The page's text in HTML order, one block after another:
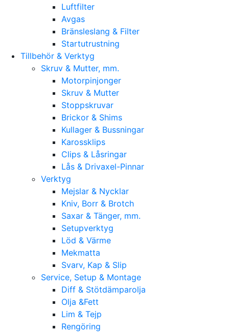
Luftfilter
Avgas
Bränsleslang & Filter
Startutrustning
Tillbehör & Verktyg
Skruv & Mutter, mm.
Motorpinjonger
Skruv & Mutter
Stoppskruvar
Brickor & Shims
Kullager & Bussningar
Karossklips
Clips & Låsringar
Lås & Drivaxel-Pinnar
Verktyg
Mejslar & Nycklar
Kniv, Borr & Brotch
Saxar & Tänger, mm.
Setupverktyg
Löd & Värme
Mekmatta
Svarv, Kap & Slip
Service, Setup & Montage
Diff & Stötdämparolja
Olja &Fett
Lim & Tejp
Rengöring